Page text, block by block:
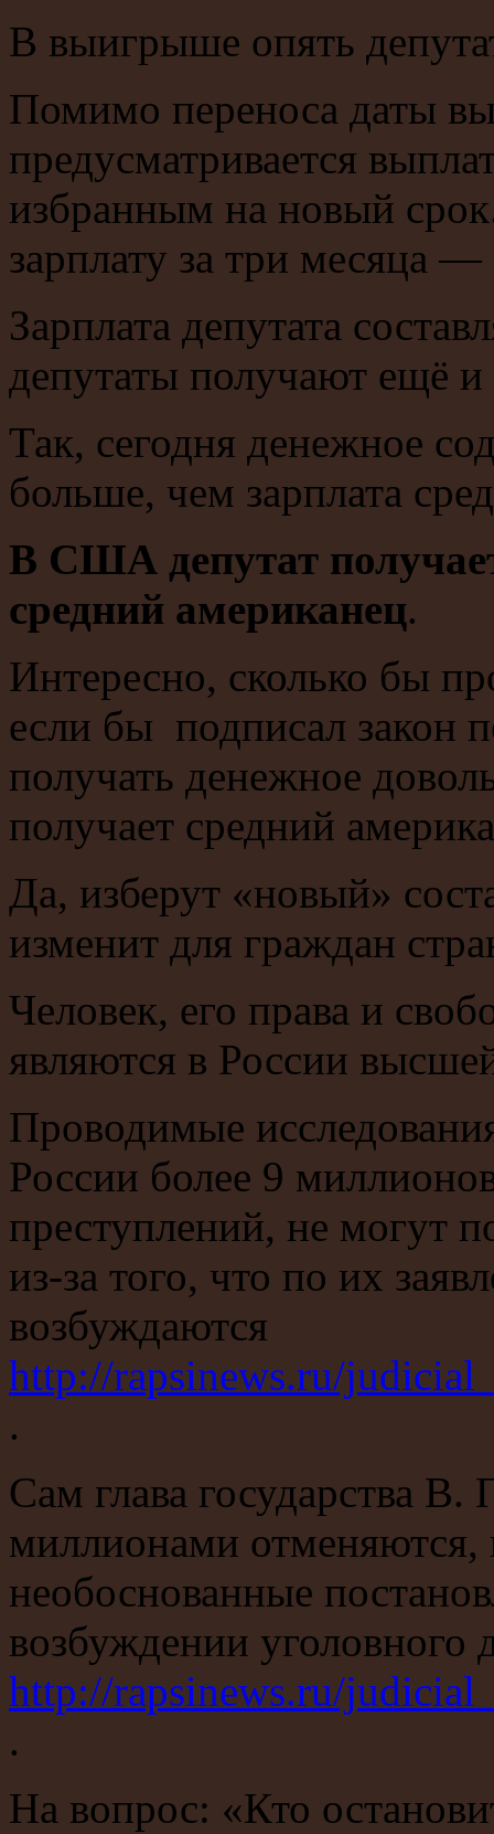
В выигрыше опять
Помимо переноса даты
предусматривается
избранным на новый
зарплату за три месяца —
Зарплата депутата
депутаты получают ещё
Так, сегодня денежное
больше, чем зарплата
В США депутат
средний американец.
Интересно, сколько бы
если бы подписал закон
получать денежное
получает средний
Да, изберут «новый»
изменит для граждан
Человек, его права и
являются в России
Проводимые
России более 9
преступлений, не могут
из-за того, что по их
возбуждаются
http://rapsinews.ru/
.
Сам глава государства
миллионами отменяются,
необоснованные
возбуждении уголовного
http://rapsinews.ru/
.
На вопрос: «Кто